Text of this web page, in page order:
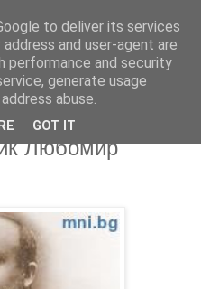
Любомир
to deliver its services
and user-agent are
performance and security
generate usage
abuse.
GOT IT